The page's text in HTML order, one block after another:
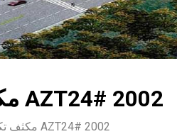
مكثف تكييف الهواء لسيارة تويوتا كالدينا AZT24# 2002
مكثف تكييف الهواء لسيارة تويوتا كالدينا AZT24# 2002